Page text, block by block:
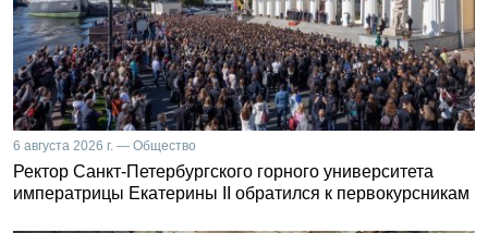
6 августа 2026 г. — Общество
Ректор Санкт-Петербургского горного университета
императрицы Екатерины II обратился к первокурсникам